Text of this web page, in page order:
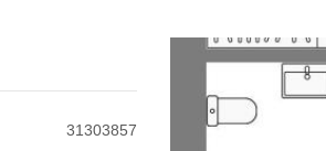
31303857